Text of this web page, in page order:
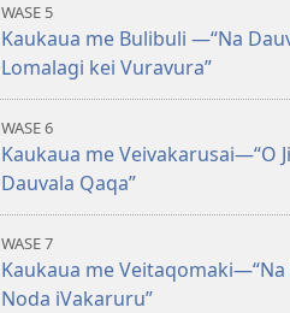
WASE 5
Kaukaua me Bulibuli —“Na
Lomalagi kei Vuravura”
WASE 6
Kaukaua me Veivakarusai—“O
Dauvala Qaqa”
WASE 7
Kaukaua me Veitaqomaki—“Na
Noda iVakaruru”